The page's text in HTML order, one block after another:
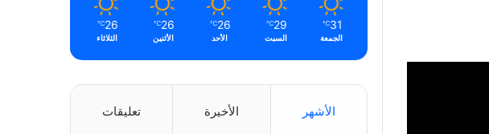
31
℃
الجمعة
29
℃
السبت
26
℃
الأحد
26
℃
الأثنين
26
℃
الثلاثاء
الأشهر الأخيرة تعليقات